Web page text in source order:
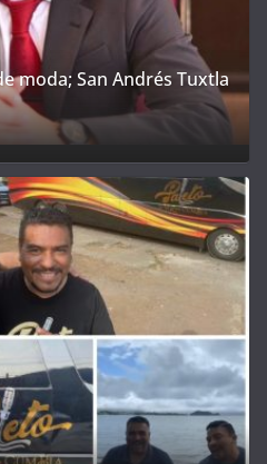
moda; San Andrés Tuxtla